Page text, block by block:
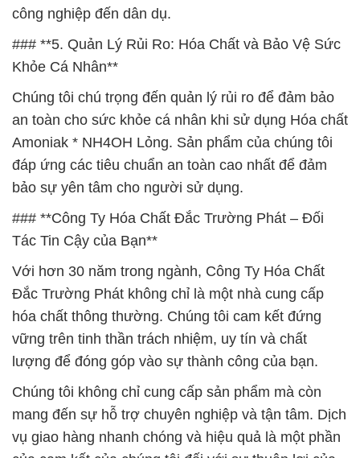
công nghiệp đến dân dụ.
### **5. Quản Lý Rủi Ro: Hóa Chất và Bảo Vệ Sức
Khỏe Cá Nhân**
Chúng tôi chú trọng đến quản lý rủi ro để đảm bảo
an toàn cho sức khỏe cá nhân khi sử dụng Hóa chất
Amoniak * NH4OH Lỏng. Sản phẩm của chúng tôi
đáp ứng các tiêu chuẩn an toàn cao nhất để đảm
bảo sự yên tâm cho người sử dụng.
### **Công Ty Hóa Chất Đắc Trường Phát – Đối
Tác Tin Cậy của Bạn**
Với hơn 30 năm trong ngành, Công Ty Hóa Chất
Đắc Trường Phát không chỉ là một nhà cung cấp
hóa chất thông thường. Chúng tôi cam kết đứng
vững trên tinh thần trách nhiệm, uy tín và chất
lượng để đóng góp vào sự thành công của bạn.
Chúng tôi không chỉ cung cấp sản phẩm mà còn
mang đến sự hỗ trợ chuyên nghiệp và tận tâm. Dịch
vụ giao hàng nhanh chóng và hiệu quả là một phần